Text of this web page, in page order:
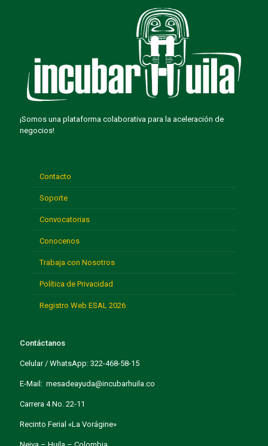
¡Somos una plataforma colaborativa para la aceleración de
negocios!
Contacto
Soporte
Convocatorias
Conocenos
Trabaja con Nosotros
Política de Privacidad
Registro Web ESAL 2026
Contáctanos
Celular / WhatsApp: 322-468-58-15
E-Mail: mesadeayuda@incubarhuila.co
Carrera 4 No. 22-11
Recinto Ferial «La Vorágine»